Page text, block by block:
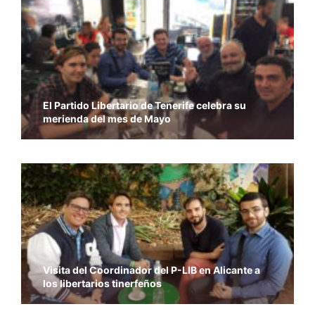
El Partido Libertario de Tenerife celebra su
merienda del mes de Mayo
Visita del Coordinador del P-LIB en Alicante a
los libertarios tinerfeños